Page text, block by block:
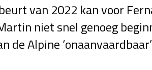
van 2022 kan voor
niet snel genoeg
de Alpine